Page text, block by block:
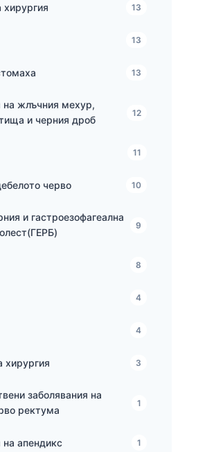
хирургия 13
13
13
на жлъчния мехур,
и черния дроб
12
11
черво 10
и гастроезофагеална
9
8
4
4
хирургия 3
заболявания на
ректума
1
на апендикс 1